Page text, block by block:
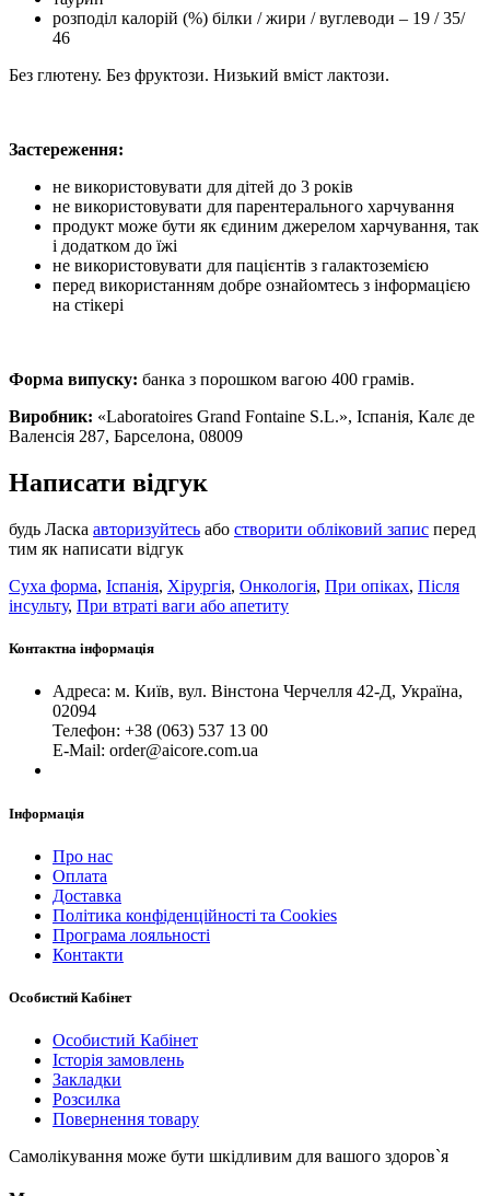
розподіл калорій (%) білки / жири / вуглеводи – 19 / 35/
46
Без глютену. Без фруктози. Низький вміст лактози.
Застереження:
не використовувати для дітей до 3 років
не використовувати для парентерального харчування
продукт може бути як єдиним джерелом харчування, так
і додатком до їжі
не використовувати для пацієнтів з галактоземією
перед використанням добре ознайомтесь з інформацією
на стікері
Форма випуску: банка з порошком вагою 400 грамів.
Виробник: «Laboratoires Grand Fontaine S.L.», Іспанія, Калє де
Валенсія 287, Барселона, 08009
Написати відгук
будь Ласка авторизуйтесь або створити обліковий запис перед
тим як написати відгук
Суха форма, Іспанія, Хірургія, Онкологія, При опіках, Після
інсульту, При втраті ваги або апетиту
Контактна інформація
Адреса: м. Київ, вул. Вінстона Черчелля 42-Д, Україна,
02094
Телефон: +38 (063) 537 13 00
Е-Mail: order@aicore.com.ua
Інформація
Про нас
Оплата
Доставка
Політика конфіденційності та Cookies
Програма лояльності
Контакти
Особистий Кабінет
Особистий Кабінет
Історія замовлень
Закладки
Розсилка
Повернення товару
Самолікування може бути шкідливим для вашого здоров`я